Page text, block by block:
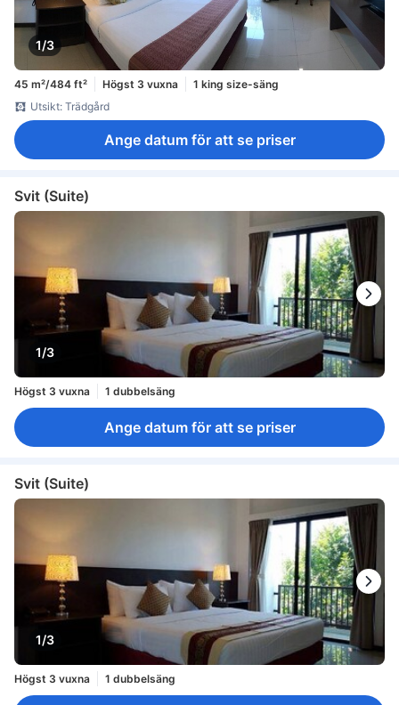
1/3
45 m²/484 ft² Högst 3 vuxna
1 king size-säng
Utsikt: Trädgård
Ange datum för att se priser
Svit (Suite)
1/3
Högst 3 vuxna 1 dubbelsäng
Ange datum för att se priser
Svit (Suite)
1/3
Högst 3 vuxna 1 dubbelsäng